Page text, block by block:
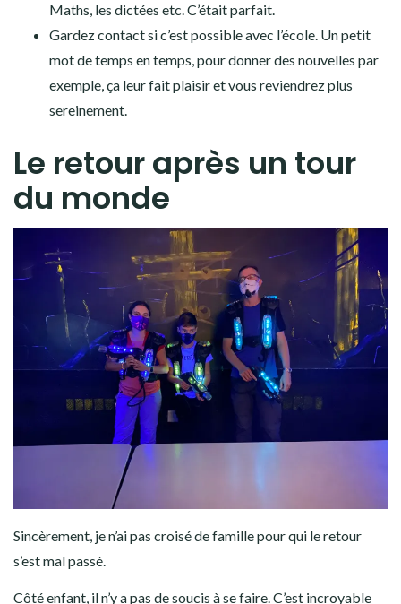
Maths, les dictées etc. C’était parfait.
Gardez contact si c’est possible avec l’école. Un petit
mot de temps en temps, pour donner des nouvelles par
exemple, ça leur fait plaisir et vous reviendrez plus
sereinement.
Le retour après un tour
du monde
Sincèrement, je n’ai pas croisé de famille pour qui le retour
s’est mal passé.
Côté enfant, il n’y a pas de soucis à se faire. C’est incroyable